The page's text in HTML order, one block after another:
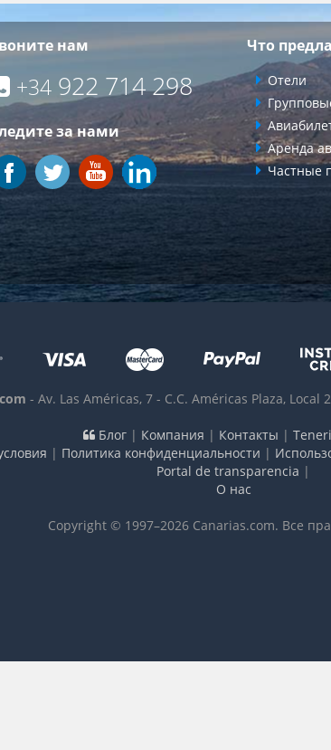
нам
+34 922 714 298
за нами
Что
Отели
Аренда
Частные
- Av. Las Américas, 7 - C.C. Américas Plaza, Local
Блог | Компания | Контакты |
| Политика конфиденциальности |
Portal de transparencia |
О нас
Copyright © 1997–2026 Canarias.com. Все